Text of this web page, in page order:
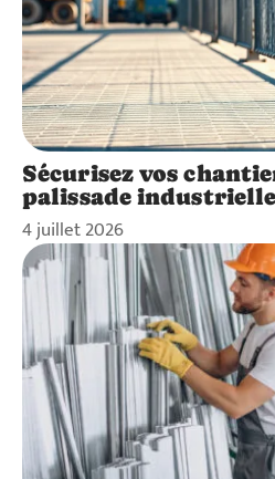
Sécurisez vos
palissade
4 juillet 2026